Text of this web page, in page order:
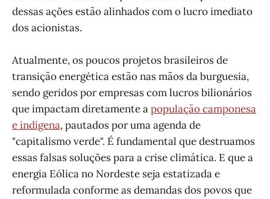
dessas ações estão alinhados com o lucro imediato
dos acionistas.
Atualmente, os poucos projetos brasileiros de
transição energética estão nas mãos da burguesia,
sendo geridos por empresas com lucros bilionários
que impactam diretamente apopulação camponesa
e indígena, pautados por uma agenda de
"capitalismo verde". É fundamental que destruamos
essas falsas soluções para a crise climática. E que a
energia Eólica no Nordeste seja estatizada e
reformulada conforme as demandas dos povos que